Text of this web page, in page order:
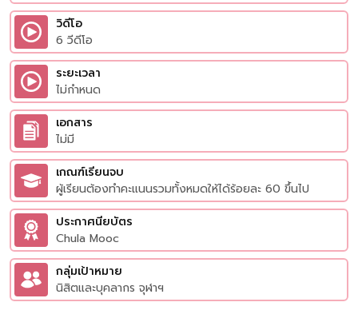
วิดีโอ
6 วีดีโอ
ระยะเวลา
ไม่กำหนด
เอกสาร
ไม่มี
เกณฑ์เรียนจบ
ผู้เรียนต้องทำคะแนนรวมทั้งหมดให้ได้ร้อยละ 60 ขึ้นไป
ประกาศนียบัตร
Chula Mooc
กลุ่มเป้าหมาย
นิสิตและบุคลากร จุฬาฯ